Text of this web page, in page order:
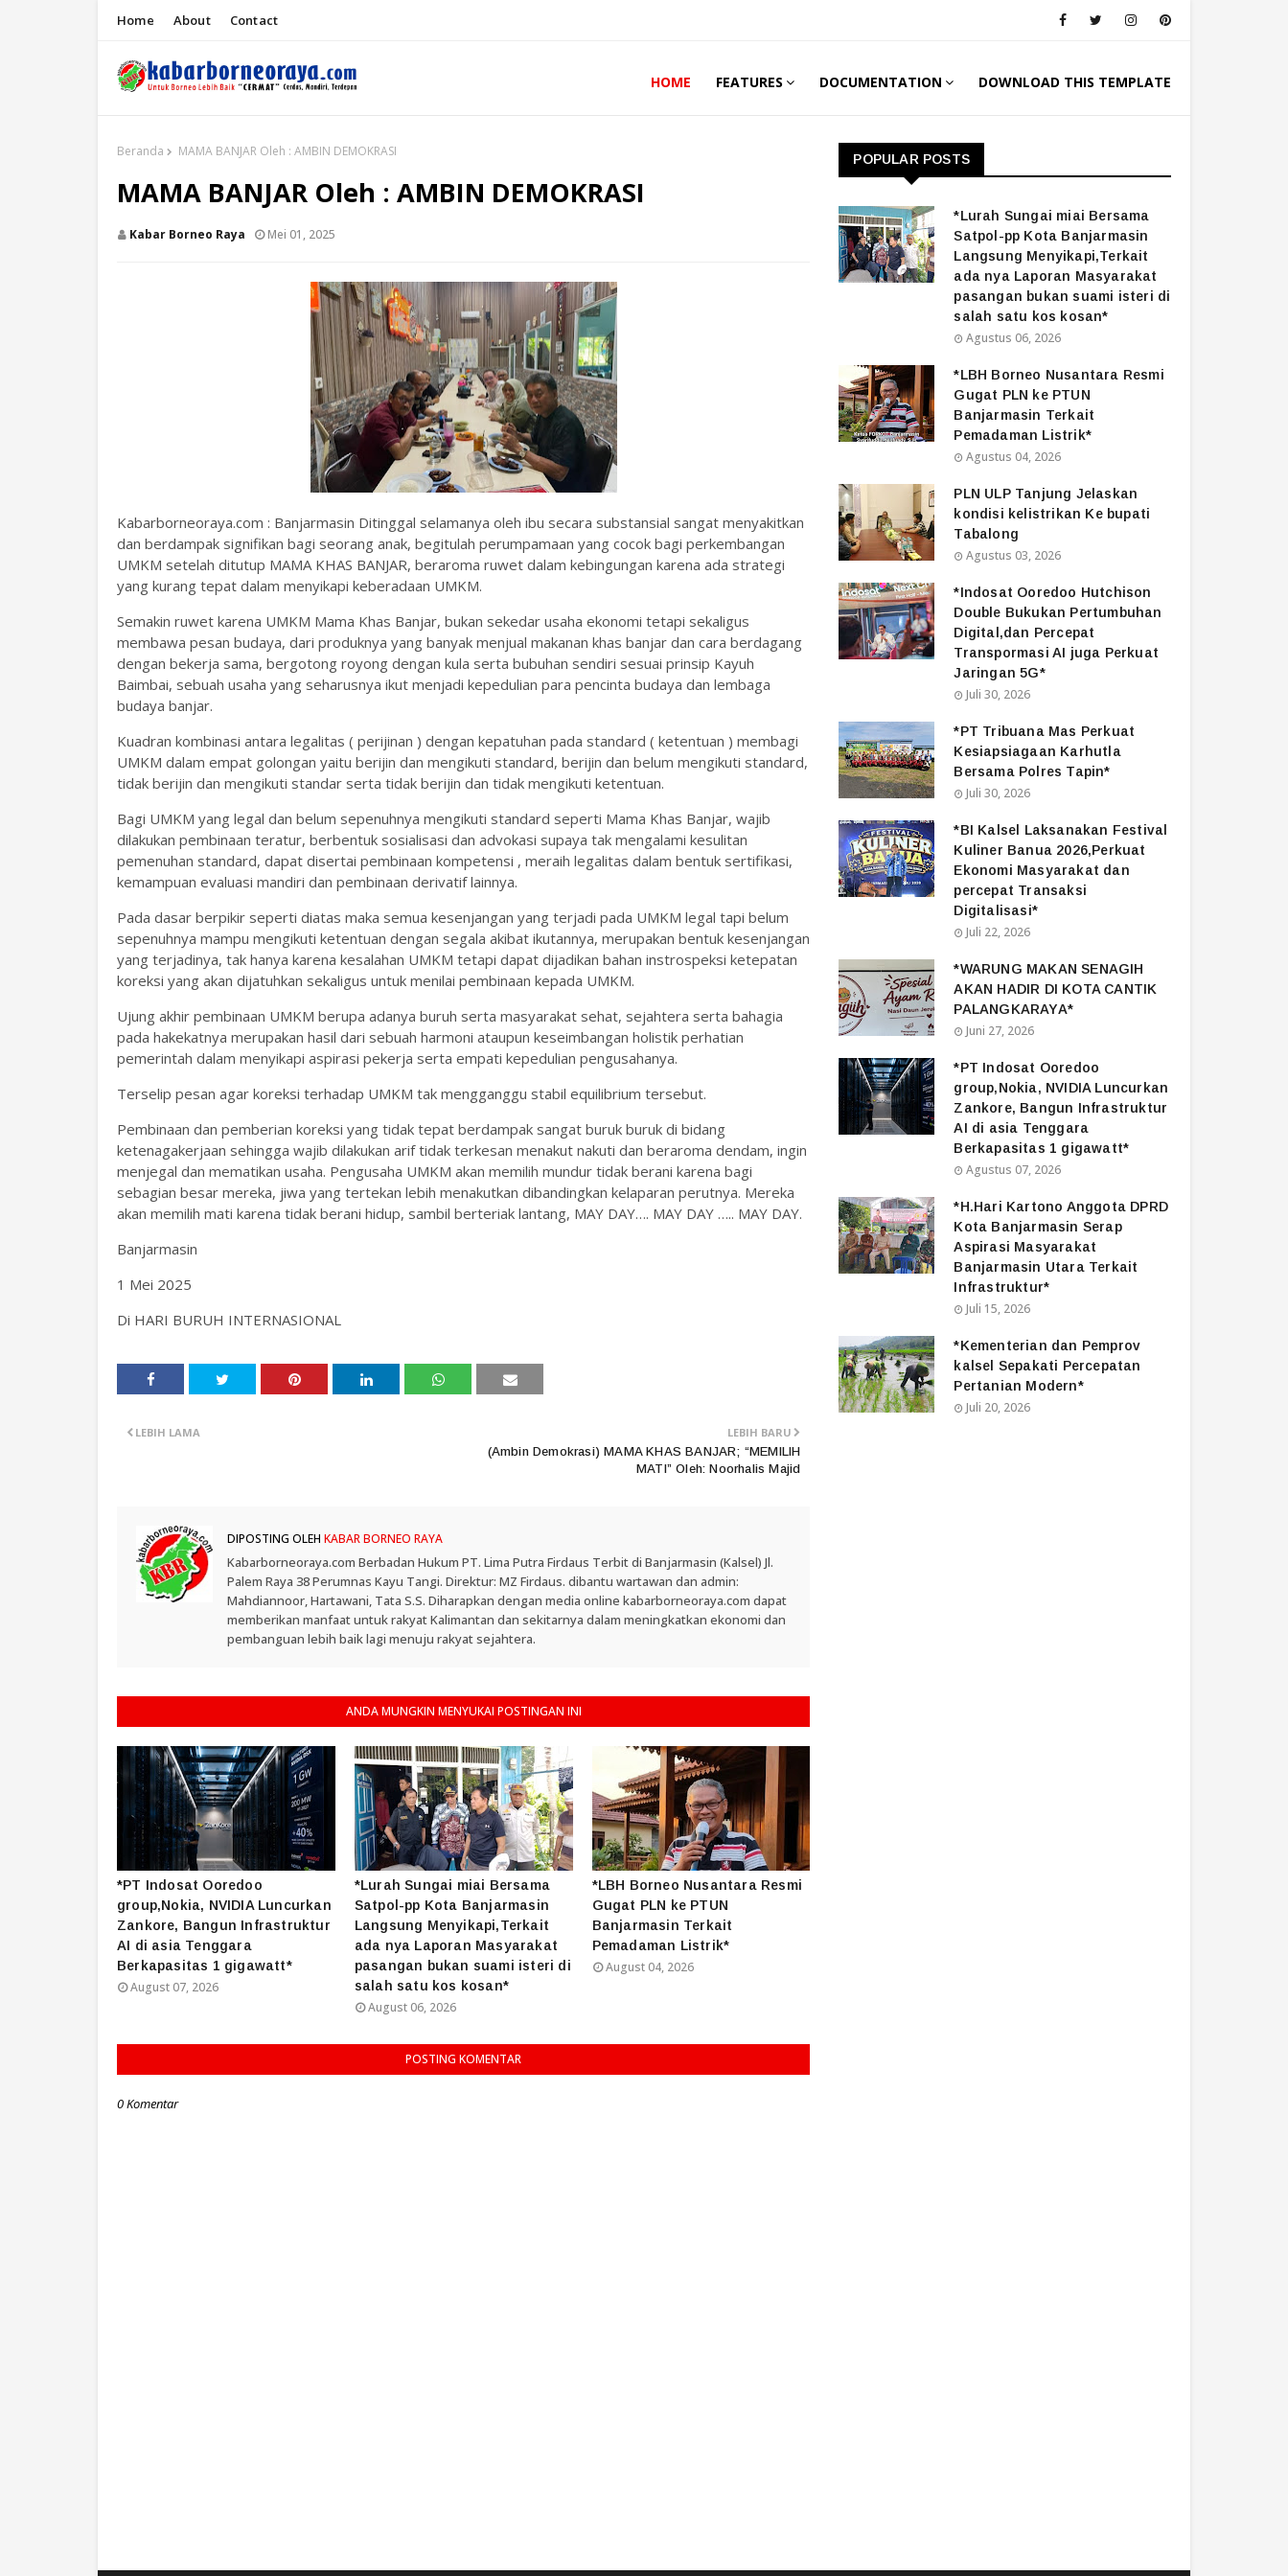
Home About Contact
HOME FEATURES DOCUMENTATION DOWNLOAD THIS TEMPLATE
Beranda MAMA BANJAR Oleh : AMBIN DEMOKRASI
MAMA BANJAR Oleh : AMBIN DEMOKRASI
Kabar Borneo Raya Mei 01, 2025
Kabarborneoraya.com : Banjarmasin Ditinggal selamanya oleh ibu secara substansial sangat menyakitkan
dan berdampak signifikan bagi seorang anak, begitulah perumpamaan yang cocok bagi perkembangan
UMKM setelah ditutup MAMA KHAS BANJAR, beraroma ruwet dalam kebingungan karena ada strategi
yang kurang tepat dalam menyikapi keberadaan UMKM.
Semakin ruwet karena UMKM Mama Khas Banjar, bukan sekedar usaha ekonomi tetapi sekaligus
membawa pesan budaya, dari produknya yang banyak menjual makanan khas banjar dan cara berdagang
dengan bekerja sama, bergotong royong dengan kula serta bubuhan sendiri sesuai prinsip Kayuh
Baimbai, sebuah usaha yang seharusnya ikut menjadi kepedulian para pencinta budaya dan lembaga
budaya banjar.
Kuadran kombinasi antara legalitas ( perijinan ) dengan kepatuhan pada standard ( ketentuan ) membagi
UMKM dalam empat golongan yaitu berijin dan mengikuti standard, berijin dan belum mengikuti standard,
tidak berijin dan mengikuti standar serta tidak berijin dan tidak mengikuti ketentuan.
Bagi UMKM yang legal dan belum sepenuhnya mengikuti standard seperti Mama Khas Banjar, wajib
dilakukan pembinaan teratur, berbentuk sosialisasi dan advokasi supaya tak mengalami kesulitan
pemenuhan standard, dapat disertai pembinaan kompetensi , meraih legalitas dalam bentuk sertifikasi,
kemampuan evaluasi mandiri dan pembinaan derivatif lainnya.
Pada dasar berpikir seperti diatas maka semua kesenjangan yang terjadi pada UMKM legal tapi belum
sepenuhnya mampu mengikuti ketentuan dengan segala akibat ikutannya, merupakan bentuk kesenjangan
yang terjadinya, tak hanya karena kesalahan UMKM tetapi dapat dijadikan bahan instrospeksi ketepatan
koreksi yang akan dijatuhkan sekaligus untuk menilai pembinaan kepada UMKM.
Ujung akhir pembinaan UMKM berupa adanya buruh serta masyarakat sehat, sejahtera serta bahagia
pada hakekatnya merupakan hasil dari sebuah harmoni ataupun keseimbangan holistik perhatian
pemerintah dalam menyikapi aspirasi pekerja serta empati kepedulian pengusahanya.
Terselip pesan agar koreksi terhadap UMKM tak mengganggu stabil equilibrium tersebut.
Pembinaan dan pemberian koreksi yang tidak tepat berdampak sangat buruk buruk di bidang
ketenagakerjaan sehingga wajib dilakukan arif tidak terkesan menakut nakuti dan beraroma dendam, ingin
menjegal dan mematikan usaha. Pengusaha UMKM akan memilih mundur tidak berani karena bagi
sebagian besar mereka, jiwa yang tertekan lebih menakutkan dibandingkan kelaparan perutnya. Mereka
akan memilih mati karena tidak berani hidup, sambil berteriak lantang, MAY DAY…. MAY DAY ….. MAY DAY.
Banjarmasin
1 Mei 2025
Di HARI BURUH INTERNASIONAL
LEBIH BARU
(Ambin Demokrasi) MAMA KHAS BANJAR; “MEMILIH
MATI” Oleh: Noorhalis Majid
LEBIH LAMA
DIPOSTING OLEH KABAR BORNEO RAYA
Kabarborneoraya.com Berbadan Hukum PT. Lima Putra Firdaus Terbit di Banjarmasin (Kalsel) Jl.
Palem Raya 38 Perumnas Kayu Tangi. Direktur: MZ Firdaus. dibantu wartawan dan admin:
Mahdiannoor, Hartawani, Tata S.S. Diharapkan dengan media online kabarborneoraya.com dapat
memberikan manfaat untuk rakyat Kalimantan dan sekitarnya dalam meningkatkan ekonomi dan
pembanguan lebih baik lagi menuju rakyat sejahtera.
ANDA MUNGKIN MENYUKAI POSTINGAN INI
*PT Indosat Ooredoo
group,Nokia, NVIDIA Luncurkan
Zankore, Bangun Infrastruktur
AI di asia Tenggara
Berkapasitas 1 gigawatt*
August 07, 2026
*Lurah Sungai miai Bersama
Satpol-pp Kota Banjarmasin
Langsung Menyikapi,Terkait
ada nya Laporan Masyarakat
pasangan bukan suami isteri di
salah satu kos kosan*
August 06, 2026
*LBH Borneo Nusantara Resmi
Gugat PLN ke PTUN
Banjarmasin Terkait
Pemadaman Listrik*
August 04, 2026
POSTING KOMENTAR
0 Komentar
POPULAR POSTS
*Lurah Sungai miai Bersama
Satpol-pp Kota Banjarmasin
Langsung Menyikapi,Terkait
ada nya Laporan Masyarakat
pasangan bukan suami isteri di
salah satu kos kosan*
Agustus 06, 2026
*LBH Borneo Nusantara Resmi
Gugat PLN ke PTUN
Banjarmasin Terkait
Pemadaman Listrik*
Agustus 04, 2026
PLN ULP Tanjung Jelaskan
kondisi kelistrikan Ke bupati
Tabalong
Agustus 03, 2026
*Indosat Ooredoo Hutchison
Double Bukukan Pertumbuhan
Digital,dan Percepat
Transpormasi AI juga Perkuat
Jaringan 5G*
Juli 30, 2026
*PT Tribuana Mas Perkuat
Kesiapsiagaan Karhutla
Bersama Polres Tapin*
Juli 30, 2026
*BI Kalsel Laksanakan Festival
Kuliner Banua 2026,Perkuat
Ekonomi Masyarakat dan
percepat Transaksi
Digitalisasi*
Juli 22, 2026
*WARUNG MAKAN SENAGIH
AKAN HADIR DI KOTA CANTIK
PALANGKARAYA*
Juni 27, 2026
*PT Indosat Ooredoo
group,Nokia, NVIDIA Luncurkan
Zankore, Bangun Infrastruktur
AI di asia Tenggara
Berkapasitas 1 gigawatt*
Agustus 07, 2026
*H.Hari Kartono Anggota DPRD
Kota Banjarmasin Serap
Aspirasi Masyarakat
Banjarmasin Utara Terkait
Infrastruktur*
Juli 15, 2026
*Kementerian dan Pemprov
kalsel Sepakati Percepatan
Pertanian Modern*
Juli 20, 2026